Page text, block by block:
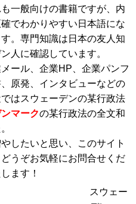
一般向けの書籍ですが、内
でわかりやすい日本語にな
。専門知識は日本の友人知
人に確認しています。
ール、企業HP、企業パンフ
原発、インタビューなどの
はスウェーデンの某行政法
マークの某行政法の全文和
したいと思い、このサイト
うぞお気軽にお問合せくだ
ます！
スウェー